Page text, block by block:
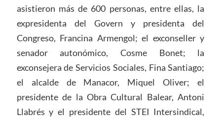
asistieron más de 600 personas, entre ellas, la
expresidenta del Govern y presidenta del
Congreso, Francina Armengol; el exconseller y
senador autonómico, Cosme Bonet; la
exconsejera de Servicios Sociales, Fina Santiago;
el alcalde de Manacor, Miquel Oliver; el
presidente de la Obra Cultural Balear, Antoni
Llabrés y el presidente del STEI Intersindical,